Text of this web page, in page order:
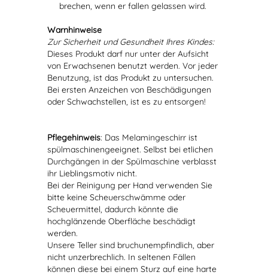
brechen, wenn er fallen gelassen wird.
Warnhinweise
Zur Sicherheit und Gesundheit Ihres Kindes:
Dieses Produkt darf nur unter der Aufsicht
von Erwachsenen benutzt werden. Vor jeder
Benutzung, ist das Produkt zu untersuchen.
Bei ersten Anzeichen von Beschädigungen
oder Schwachstellen, ist es zu entsorgen!
Pflegehinweis: Das Melamingeschirr ist
spülmaschinengeeignet. Selbst bei etlichen
Durchgängen in der Spülmaschine verblasst
ihr Lieblingsmotiv nicht.
Bei der Reinigung per Hand verwenden Sie
bitte keine Scheuerschwämme oder
Scheuermittel, dadurch könnte die
hochglänzende Oberfläche beschädigt
werden.
Unsere Teller sind bruchunempfindlich, aber
nicht unzerbrechlich. In seltenen Fällen
können diese bei einem Sturz auf eine harte